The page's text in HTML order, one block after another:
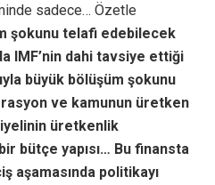
sadece… Özetle
şokunu telafi edebilecek
IMF’nin dahi tavsiye ettiği
büyük bölüşüm şokunu
ve kamunun üretken
üretkenlik
bütçe yapısı… Bu finansta
aşamasında politikayı